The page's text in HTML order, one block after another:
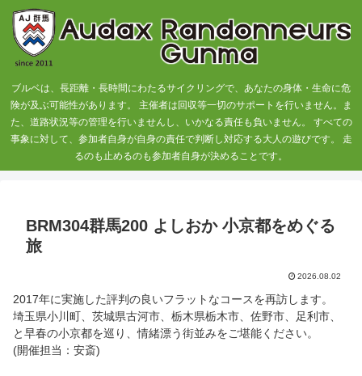
ブルベは、長距離・長時間にわたるサイクリングで、あなたの身体・生命に危
険が及ぶ可能性があります。 主催者は回収等一切のサポートを行いません。ま
た、道路状況等の管理を行いませんし、いかなる責任も負いません。 すべての
事象に対して、参加者自身が自身の責任で判断し対応する大人の遊びです。 走
るのも止めるのも参加者自身が決めることです。
BRM304群馬200 よしおか 小京都をめぐる
旅
2026.08.02
2017年に実施した評判の良いフラットなコースを再訪します。
埼玉県小川町、茨城県古河市、栃木県栃木市、佐野市、足利市、
と早春の小京都を巡り、情緒漂う街並みをご堪能ください。
(開催担当：安斎)